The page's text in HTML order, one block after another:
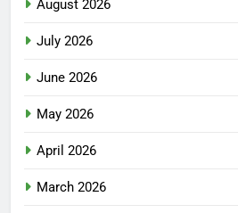
August 2026
July 2026
June 2026
May 2026
April 2026
March 2026